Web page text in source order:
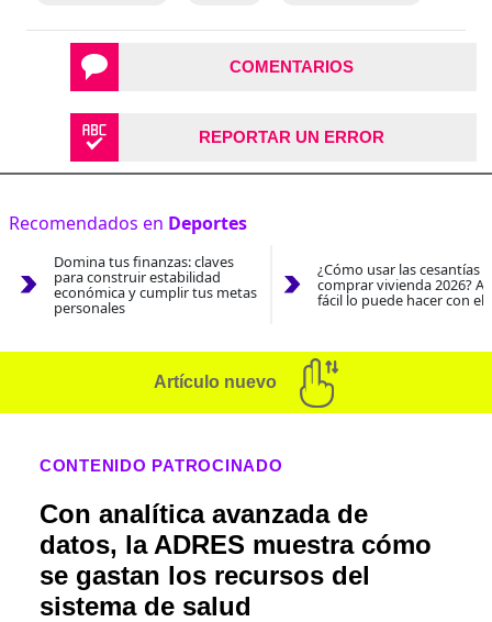
COMENTARIOS
REPORTAR UN ERROR
Recomendados en Deportes
Domina tus finanzas: claves
para construir estabilidad
económica y cumplir tus metas
personales
¿Cómo usar las cesantías
comprar vivienda 2026?
fácil lo puede hacer con el
Artículo nuevo
CONTENIDO PATROCINADO
Con analítica avanzada de
datos, la ADRES muestra cómo
se gastan los recursos del
sistema de salud